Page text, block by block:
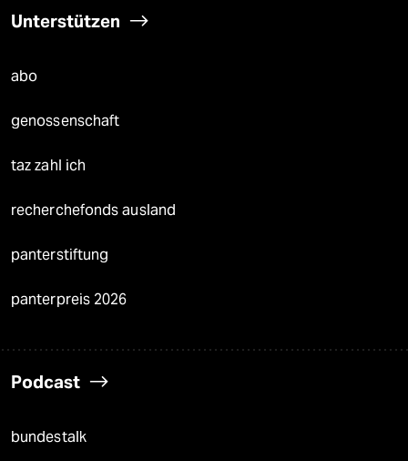
Unterstützen
abo
genossenschaft
taz zahl ich
recherchefonds ausland
panterstiftung
panterpreis 2026
Podcast
bundestalk